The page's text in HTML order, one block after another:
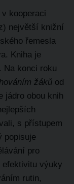
kooperaci
největší knižní
řemesla
Kniha je
Na konci roku
žáků od
jádro obou knih
s přístupem
popisuje
pro
efektivitu výuky
rutin,